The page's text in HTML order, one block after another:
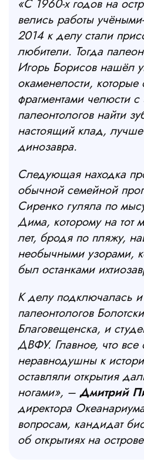
«С 1960-х годов на
велись работы
2014 к делу стали
любители. Тогда
Игорь Борисов нашёл
окаменелости, которые
фрагментами челюсти
палеонтологов найти
настоящий клад,
динозавра.
Следующая находка
обычной семейной
Сиренко гуляла по
Дима, которому на тот
лет, бродя по пляжу,
необычными узорами,
был останками
К делу подключалась
палеонтологов
Благовещенска, и
ДВФУ. Главное, что
неравнодушны к
оставляли открытия
ногами», – Дмитрий
директора
вопросам, кандидат
об открытиях на